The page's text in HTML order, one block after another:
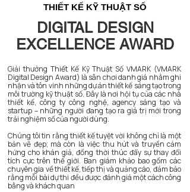
THIẾT KẾ KỸ THUẬT SỐ
THIẾT KẾ KỸ THUẬT SỐ
DIGITAL DESIGN
EXCELLENCE AWARD
Giải thưởng Thiết Kế Kỹ Thuật Số VMARK (VMARK
Digital Design Award) là sân chơi danh giá nhằm ghi
nhận và tôn vinh những dự án thiết kế sáng tạo trong
môi trường kỹ thuật số. Đây là nơi hội tụ của các nhà
thiết kế, công ty công nghệ, agency sáng tạo và
startup – những người đang tạo ra giá trị mới trong
trải nghiệm số của người dùng.
Chúng tôi tin rằng thiết kế tuyệt vời không chỉ là một
bản vẽ đẹp; mà còn là việc thu hút và truyền cảm
hứng cho khán giả, đồng thời thúc đẩy sự thay đổi
tích cực trên thế giới. Ban giám khảo bao gồm các
chuyên gia về thiết kế, tiếp thị và quảng cáo, đảm bảo
rằng mỗi bài dự thi đều được đánh giá một cách công
bằng và khách quan​